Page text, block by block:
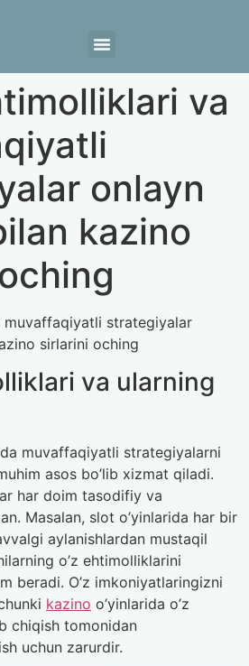
va
onlayn
kazino
strategiyalar
sirlarini oching
va ularning
muvaffaqiyatli strategiyalarni
asos bo’lib xizmat qiladi.
har doim tasodifiy va
Masalan, slot o’yinlarida har bir
aylanishlardan mustaqil
o’z ehtimolliklarini
beradi. O’z imkoniyatlaringizni
kazino o’yinlarida o’z
chiqish tomonidan
uchun zarurdir.